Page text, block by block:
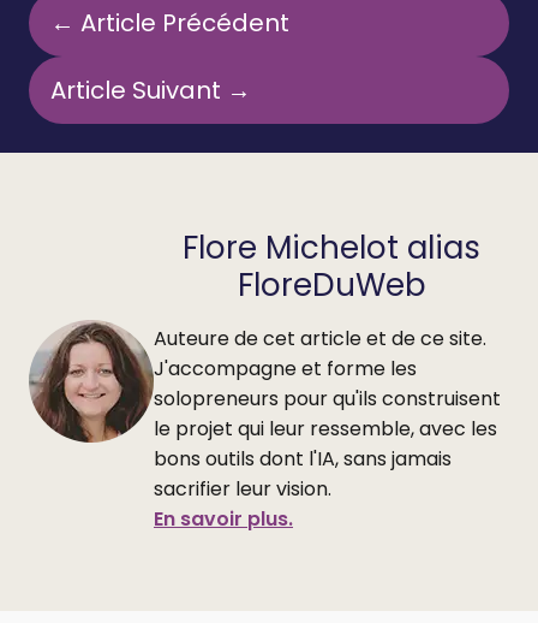
← Article Précédent
Article Suivant →
Flore Michelot alias
FloreDuWeb
Auteure de cet article et de ce site.
J'accompagne et forme les
solopreneurs pour qu'ils construisent
le projet qui leur ressemble, avec les
bons outils dont l'IA, sans jamais
sacrifier leur vision.
En savoir plus.